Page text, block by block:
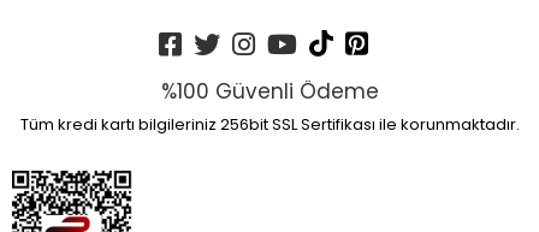
%100 Güvenli Ödeme
Tüm kredi kartı bilgileriniz 256bit SSL Sertifikası ile korunmaktadır.